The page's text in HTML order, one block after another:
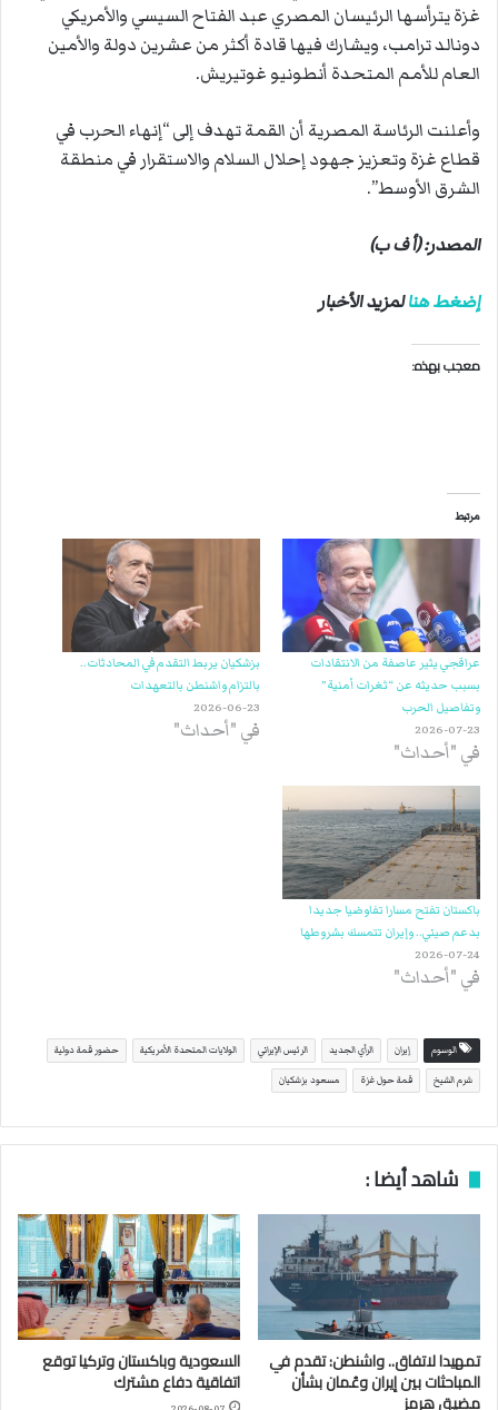
غزة يترأسها الرئيسان المصري عبد الفتاح السيسي والأمريكي
دونالد ترامب، ويشارك فيها قادة أكثر من عشرين دولة والأمين
العام للأمم المتحدة أنطونيو غوتيريش.
وأعلنت الرئاسة المصرية أن القمة تهدف إلى “إنهاء الحرب في
قطاع غزة وتعزيز جهود إحلال السلام والاستقرار في منطقة
الشرق الأوسط”.
المصدر: (أ ف ب)
إضغط هنالمزيد الأخبار
معجب بهذه:
مرتبط
عراقجي يثير عاصفة من الانتقادات
بسبب حديثه عن “ثغرات أمنية”
وتفاصيل الحرب
2026-07-23
في "أحداث"
بزشكيان يربط التقدم في المحادثات..
بالتزام واشنطن بالتعهدات
2026-06-23
في "أحداث"
باكستان تفتح مسارا تفاوضيا جديدا
بدعم صيني.. وإيران تتمسك بشروطها
2026-07-24
في "أحداث"
الوسوم إيران الرأي الجديد الرئيس الإيراني الولايات المتحدة الأمريكية حضور قمة دولية
شرم الشيخ قمة حول غزة مسعود بزشكيان
شاهد أيضا :
تمهيدا لاتفاق.. واشنطن: تقدم في
المباحثات بين إيران وعُمان بشأن
مضيق هرمز
السعودية وباكستان وتركيا توقع
اتفاقية دفاع مشترك